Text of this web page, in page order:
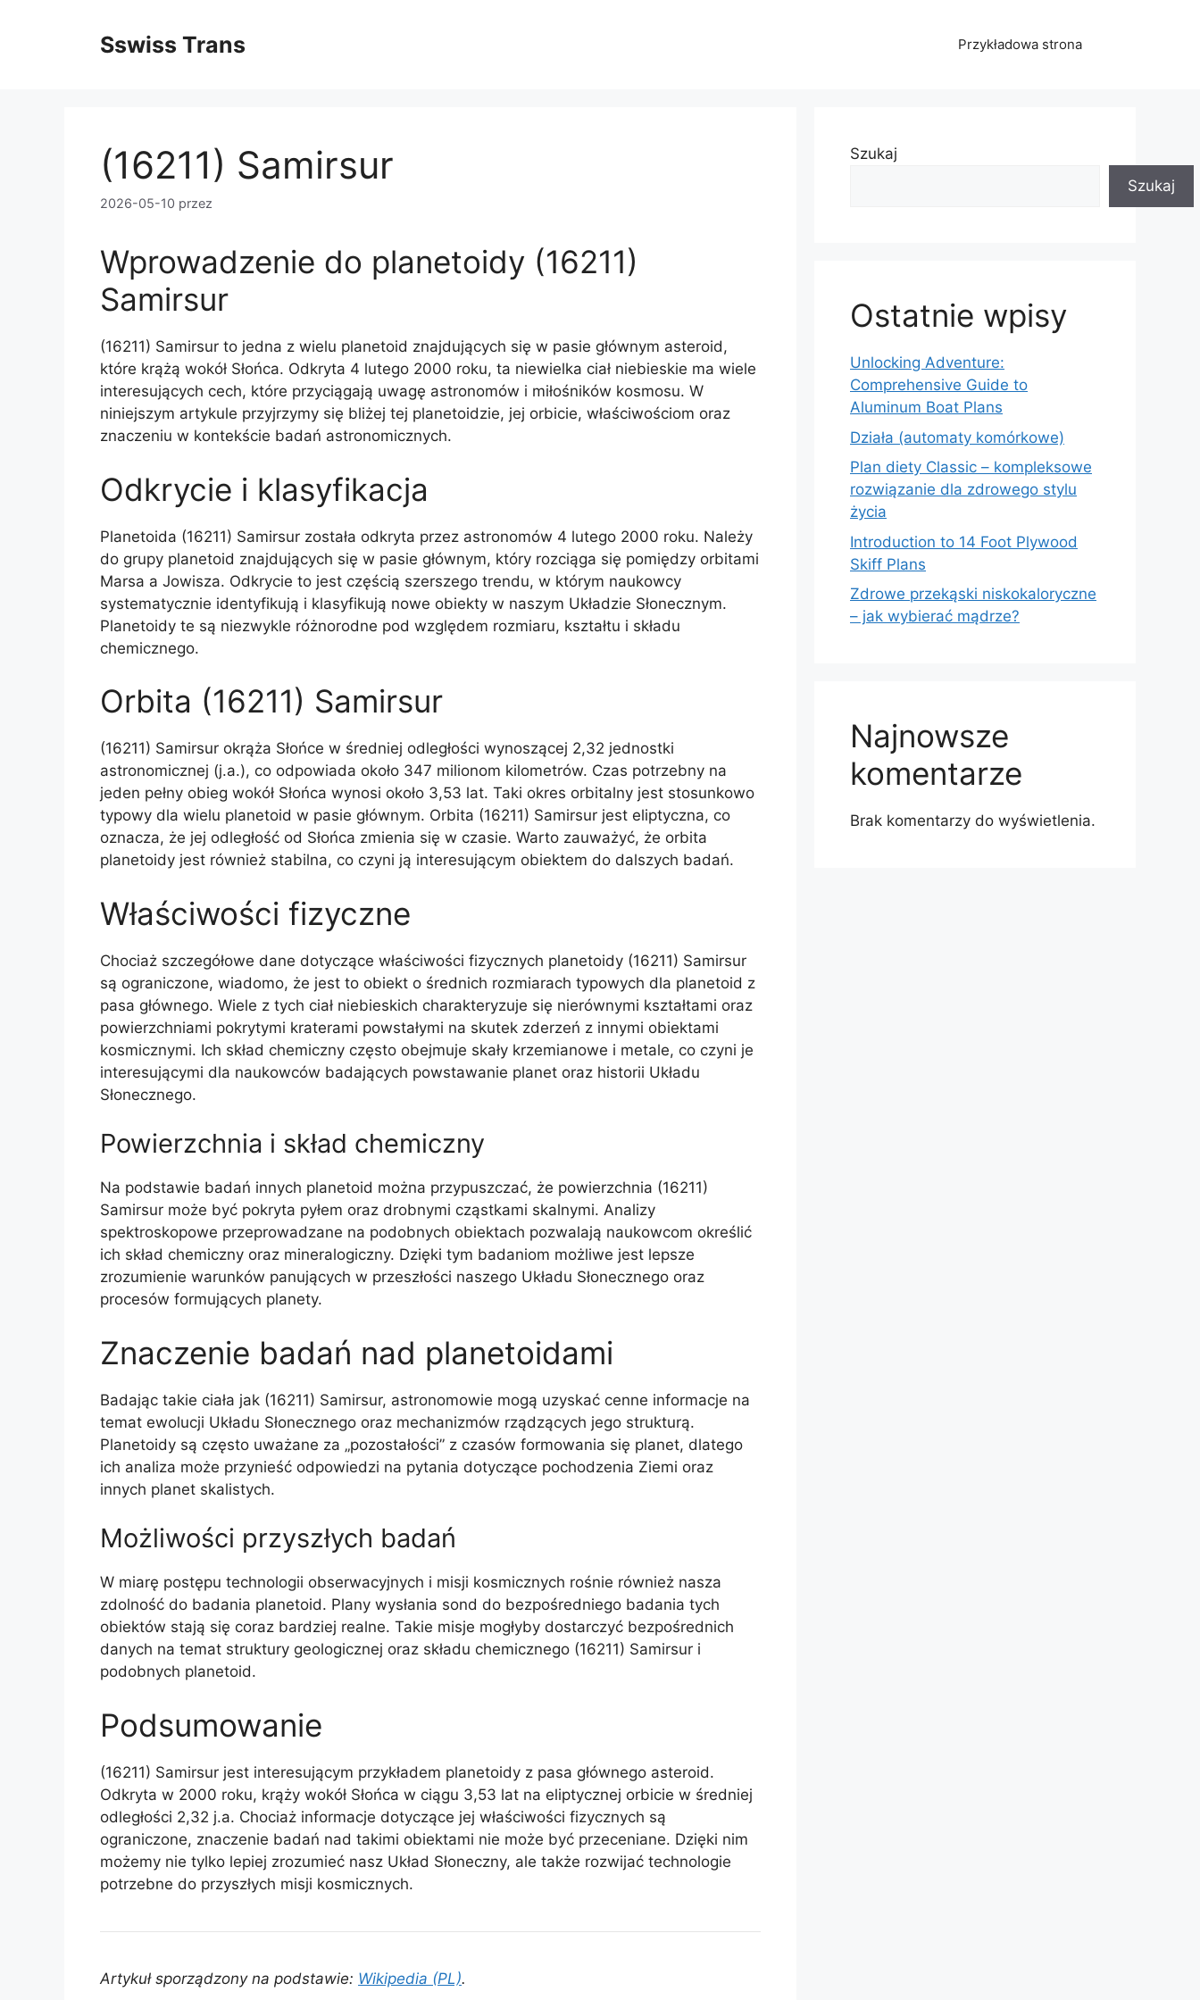
Sswiss Trans Przykładowa strona
(16211) Samirsur
2026-05-10 przez
Wprowadzenie do planetoidy (16211)
Samirsur
(16211) Samirsur to jedna z wielu planetoid znajdujących się w pasie głównym asteroid,
które krążą wokół Słońca. Odkryta 4 lutego 2000 roku, ta niewielka ciał niebieskie ma wiele
interesujących cech, które przyciągają uwagę astronomów i miłośników kosmosu. W
niniejszym artykule przyjrzymy się bliżej tej planetoidzie, jej orbicie, właściwościom oraz
znaczeniu w kontekście badań astronomicznych.
Odkrycie i klasyfikacja
Planetoida (16211) Samirsur została odkryta przez astronomów 4 lutego 2000 roku. Należy
do grupy planetoid znajdujących się w pasie głównym, który rozciąga się pomiędzy orbitami
Marsa a Jowisza. Odkrycie to jest częścią szerszego trendu, w którym naukowcy
systematycznie identyfikują i klasyfikują nowe obiekty w naszym Układzie Słonecznym.
Planetoidy te są niezwykle różnorodne pod względem rozmiaru, kształtu i składu
chemicznego.
Orbita (16211) Samirsur
(16211) Samirsur okrąża Słońce w średniej odległości wynoszącej 2,32 jednostki
astronomicznej (j.a.), co odpowiada około 347 milionom kilometrów. Czas potrzebny na
jeden pełny obieg wokół Słońca wynosi około 3,53 lat. Taki okres orbitalny jest stosunkowo
typowy dla wielu planetoid w pasie głównym. Orbita (16211) Samirsur jest eliptyczna, co
oznacza, że jej odległość od Słońca zmienia się w czasie. Warto zauważyć, że orbita
planetoidy jest również stabilna, co czyni ją interesującym obiektem do dalszych badań.
Właściwości fizyczne
Chociaż szczegółowe dane dotyczące właściwości fizycznych planetoidy (16211) Samirsur
są ograniczone, wiadomo, że jest to obiekt o średnich rozmiarach typowych dla planetoid z
pasa głównego. Wiele z tych ciał niebieskich charakteryzuje się nierównymi kształtami oraz
powierzchniami pokrytymi kraterami powstałymi na skutek zderzeń z innymi obiektami
kosmicznymi. Ich skład chemiczny często obejmuje skały krzemianowe i metale, co czyni je
interesującymi dla naukowców badających powstawanie planet oraz historii Układu
Słonecznego.
Powierzchnia i skład chemiczny
Na podstawie badań innych planetoid można przypuszczać, że powierzchnia (16211)
Samirsur może być pokryta pyłem oraz drobnymi cząstkami skalnymi. Analizy
spektroskopowe przeprowadzane na podobnych obiektach pozwalają naukowcom określić
ich skład chemiczny oraz mineralogiczny. Dzięki tym badaniom możliwe jest lepsze
zrozumienie warunków panujących w przeszłości naszego Układu Słonecznego oraz
procesów formujących planety.
Znaczenie badań nad planetoidami
Badając takie ciała jak (16211) Samirsur, astronomowie mogą uzyskać cenne informacje na
temat ewolucji Układu Słonecznego oraz mechanizmów rządzących jego strukturą.
Planetoidy są często uważane za „pozostałości” z czasów formowania się planet, dlatego
ich analiza może przynieść odpowiedzi na pytania dotyczące pochodzenia Ziemi oraz
innych planet skalistych.
Możliwości przyszłych badań
W miarę postępu technologii obserwacyjnych i misji kosmicznych rośnie również nasza
zdolność do badania planetoid. Plany wysłania sond do bezpośredniego badania tych
obiektów stają się coraz bardziej realne. Takie misje mogłyby dostarczyć bezpośrednich
danych na temat struktury geologicznej oraz składu chemicznego (16211) Samirsur i
podobnych planetoid.
Podsumowanie
(16211) Samirsur jest interesującym przykładem planetoidy z pasa głównego asteroid.
Odkryta w 2000 roku, krąży wokół Słońca w ciągu 3,53 lat na eliptycznej orbicie w średniej
odległości 2,32 j.a. Chociaż informacje dotyczące jej właściwości fizycznych są
ograniczone, znaczenie badań nad takimi obiektami nie może być przeceniane. Dzięki nim
możemy nie tylko lepiej zrozumieć nasz Układ Słoneczny, ale także rozwijać technologie
potrzebne do przyszłych misji kosmicznych.
Artykuł sporządzony na podstawie: Wikipedia (PL).
Szukaj
Szukaj
Ostatnie wpisy
Unlocking Adventure:
Comprehensive Guide to
Aluminum Boat Plans
Działa (automaty komórkowe)
Plan diety Classic – kompleksowe
rozwiązanie dla zdrowego stylu
życia
Introduction to 14 Foot Plywood
Skiff Plans
Zdrowe przekąski niskokaloryczne
– jak wybierać mądrze?
Najnowsze
komentarze
Brak komentarzy do wyświetlenia.